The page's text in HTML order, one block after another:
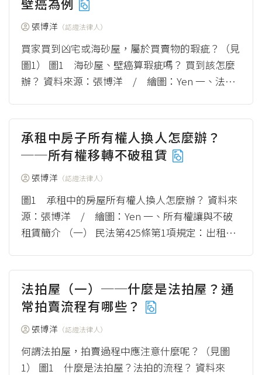
張博洋 （認證法律人）
買家買到凶宅或海砂屋，屬於買賣物的瑕疵？（見
圖1） 圖1 海砂屋、壁癌算瑕疵嗎？ 買到該怎麼
辦？ 資料來源：張博洋 / 繪圖：Yen 一、法院
承租中房子所有權人換人怎麼辦？
──所有權移轉不破租賃
張博洋 （認證法律人）
圖1 承租中的房屋所有權人換人怎麼辦？ 資料來
源：張博洋 / 繪圖：Yen 一、所有權讓與不破
租賃簡介 （一） 民法第425條第1項規定：出租人
法拍屋（一）──什麼是法拍屋？通
常拍賣流程有哪些？
張博洋 （認證法律人）
何謂法拍屋，拍賣過程中應注意什麼呢？（見圖
1） 圖1 什麼是法拍屋？法拍的流程？ 資料來